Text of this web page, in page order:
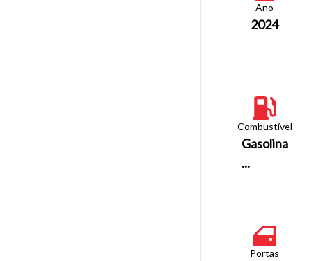
Ano
2024
Combustível
Gasolina
...
Portas